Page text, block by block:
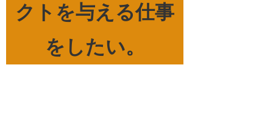
クトを与える仕事
をしたい。